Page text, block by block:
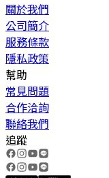
關於我們
公司簡介
服務條款
隱私政策
幫助
常見問題
合作洽詢
聯絡我們
追蹤